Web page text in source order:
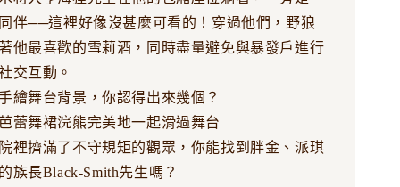
伴──這裡好像沒甚麼可看的！穿過他們，野狼
他最喜歡的雪莉酒，同時盡量避免與暴發戶進行
交互動。
繪舞台背景，你認得出來幾個？
蕾舞裙浣熊完美地一起滑過舞台
裡擠滿了不守規矩的觀眾，你能找到胖金、派琪
族長Black-Smith先生嗎？